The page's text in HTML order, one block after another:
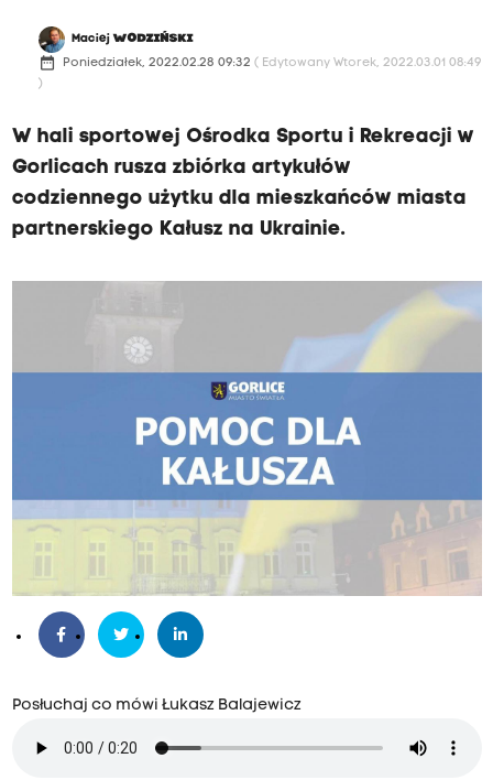
MaciejWODZIŃSKI
date_range Poniedziałek, 2022.02.28 09:32 ( Edytowany Wtorek, 2022.03.01 08:49
)
W hali sportowej Ośrodka Sportu i Rekreacji w
Gorlicach rusza zbiórka artykułów
codziennego użytku dla mieszkańców miasta
partnerskiego Kałusz na Ukrainie.
Posłuchaj co mówi Łukasz Balajewicz